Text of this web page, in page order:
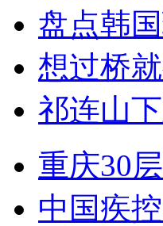
盘点韩
想过桥
祁连山
重庆30
中国疾